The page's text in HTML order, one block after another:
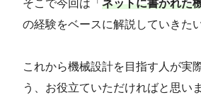
そこで今回は「 ネットに書かれた
の経験をベースに解説していきた
これから機械設計を目指す人が実
う、お役立ていただければと思いま